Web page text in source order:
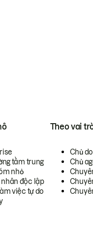
tầm trung
nhỏ
nhân độc lập
việc tự do
Theo vai
Chủ
Chủ